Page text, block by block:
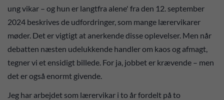
ung vikar – og hun er langtfra alene' fra den 12. september
2024 beskrives de udfordringer, som mange lærervikarer
møder. Det er vigtigt at anerkende disse oplevelser. Men når
debatten næsten udelukkende handler om kaos og afmagt,
tegner vi et ensidigt billede. For ja, jobbet er krævende – men
det er også enormt givende.
Jeg har arbejdet som lærervikar i to år fordelt på to